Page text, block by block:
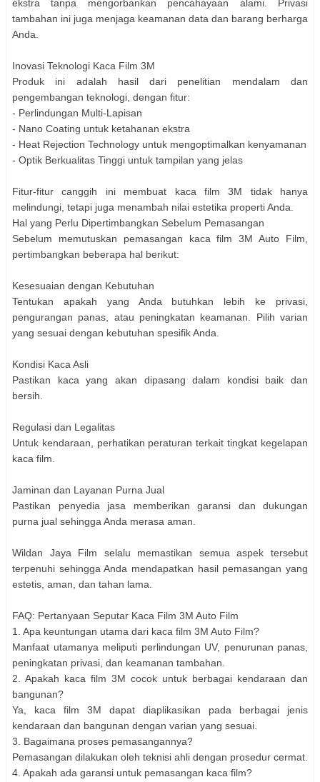
ekstra tanpa mengorbankan pencahayaan alami. Privasi
tambahan ini juga menjaga keamanan data dan barang berharga
Anda.
Inovasi Teknologi Kaca Film 3M
Produk ini adalah hasil dari penelitian mendalam dan
pengembangan teknologi, dengan fitur:
- Perlindungan Multi-Lapisan
- Nano Coating untuk ketahanan ekstra
- Heat Rejection Technology untuk mengoptimalkan kenyamanan
- Optik Berkualitas Tinggi untuk tampilan yang jelas
Fitur-fitur canggih ini membuat kaca film 3M tidak hanya
melindungi, tetapi juga menambah nilai estetika properti Anda.
Hal yang Perlu Dipertimbangkan Sebelum Pemasangan
Sebelum memutuskan pemasangan kaca film 3M Auto Film,
pertimbangkan beberapa hal berikut:
Kesesuaian dengan Kebutuhan
Tentukan apakah yang Anda butuhkan lebih ke privasi,
pengurangan panas, atau peningkatan keamanan. Pilih varian
yang sesuai dengan kebutuhan spesifik Anda.
Kondisi Kaca Asli
Pastikan kaca yang akan dipasang dalam kondisi baik dan
bersih.
Regulasi dan Legalitas
Untuk kendaraan, perhatikan peraturan terkait tingkat kegelapan
kaca film.
Jaminan dan Layanan Purna Jual
Pastikan penyedia jasa memberikan garansi dan dukungan
purna jual sehingga Anda merasa aman.
Wildan Jaya Film selalu memastikan semua aspek tersebut
terpenuhi sehingga Anda mendapatkan hasil pemasangan yang
estetis, aman, dan tahan lama.
FAQ: Pertanyaan Seputar Kaca Film 3M Auto Film
1. Apa keuntungan utama dari kaca film 3M Auto Film?
Manfaat utamanya meliputi perlindungan UV, penurunan panas,
peningkatan privasi, dan keamanan tambahan.
2. Apakah kaca film 3M cocok untuk berbagai kendaraan dan
bangunan?
Ya, kaca film 3M dapat diaplikasikan pada berbagai jenis
kendaraan dan bangunan dengan varian yang sesuai.
3. Bagaimana proses pemasangannya?
Pemasangan dilakukan oleh teknisi ahli dengan prosedur cermat.
4. Apakah ada garansi untuk pemasangan kaca film?